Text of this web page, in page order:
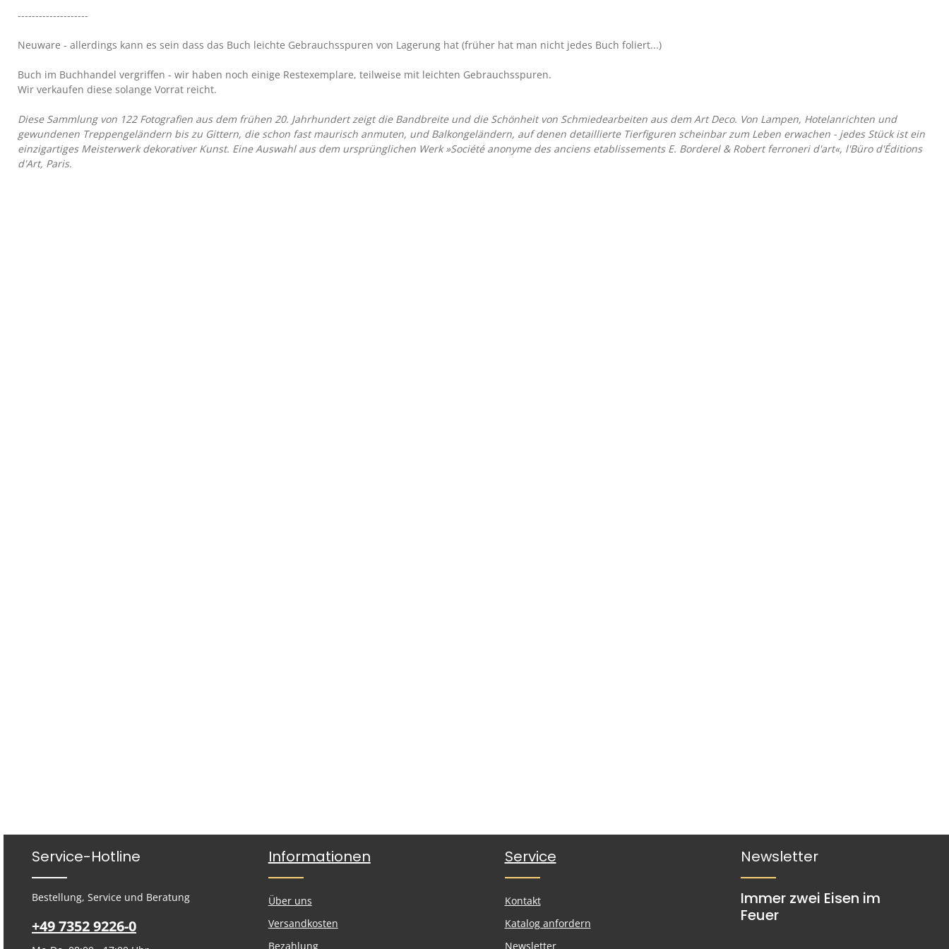
--------------------
Neuware - allerdings kann es sein dass das Buch leichte Gebrauchsspuren von Lagerung hat (früher hat man nicht jedes Buch foliert...)
Buch im Buchhandel vergriffen - wir haben noch einige Restexemplare, teilweise mit leichten Gebrauchsspuren.
Wir verkaufen diese solange Vorrat reicht.
Diese Sammlung von 122 Fotografien aus dem frühen 20. Jahrhundert zeigt die Bandbreite und die Schönheit von Schmiedearbeiten aus dem Art Deco. Von Lampen, Hotelanrichten und
gewundenen Treppengeländern bis zu Gittern, die schon fast maurisch anmuten, und Balkongeländern, auf denen detaillierte Tierfiguren scheinbar zum Leben erwachen - jedes Stück ist ein
einzigartiges Meisterwerk dekorativer Kunst. Eine Auswahl aus dem ursprünglichen Werk »Société anonyme des anciens etablissements E. Borderel & Robert ferroneri d'art«, l'Büro d'Éditions
d'Art, Paris.
Service-Hotline
Bestellung, Service und Beratung
+49 7352 9226-0
Informationen
Über uns
Versandkosten
Bezahlung
Service
Kontakt
Katalog anfordern
Newsletter
Newsletter
Immer zwei Eisen im
Feuer